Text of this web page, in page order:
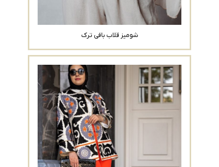
شومیز قلاب بافی ترک